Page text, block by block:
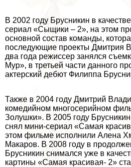
В 2002 году Брусникин в
сериал «Сыщики – 2», на этом
основной состав комaнды,
последующие проекты Дмитрия
два года режиссер занялся
Мур», в третьей части данного
актерский дебют Филиппа
Также в 2004 году Дмитрий
комедийном многосерийном
Золушки». В 2005 году
снял мини-сериал «Самая
этом фильме исполнили Алена
Макаров. В 2008 году в
Брусникин снимался уже в
картины «Самая красивая- 2»